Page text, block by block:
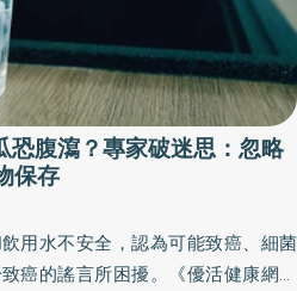
恐腹瀉？專家破迷思：忽略
保存
用水不安全，認為可能致癌、細菌
癌的謠言所困擾。《優活健康網》